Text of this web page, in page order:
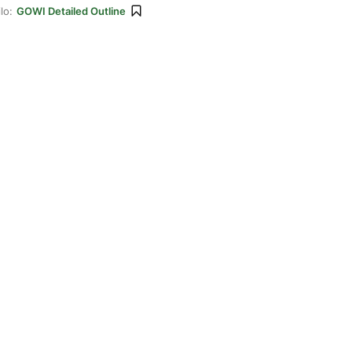
GOWI Detailed Outline